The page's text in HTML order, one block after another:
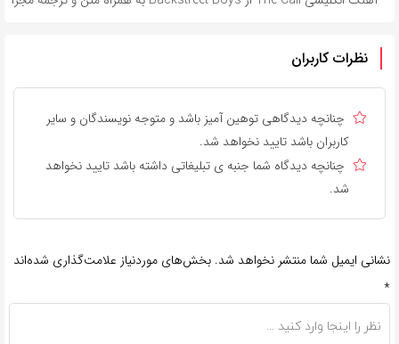
نظرات کاربران
چنانچه دیدگاهی توهین آمیز باشد و متوجه نویسندگان و سایر
کاربران باشد تایید نخواهد شد.
چنانچه دیدگاه شما جنبه ی تبلیغاتی داشته باشد تایید نخواهد
شد.
نشانی ایمیل شما منتشر نخواهد شد. بخش‌های موردنیاز علامت‌گذاری شده‌اند
*